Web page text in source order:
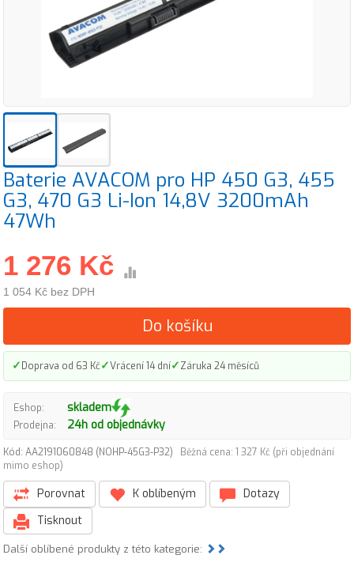
Baterie AVACOM pro HP 450 G3, 455
G3, 470 G3 Li-Ion 14,8V 3200mAh
47Wh
1 276 Kč
1 054 Kč bez DPH
Do košíku
✓Doprava od 63 Kč✓Vrácení 14 dní✓Záruka 24 měsíců
Eshop: skladem
Prodejna: 24h od objednávky
Kód: AA2191060848 (NOHP-45G3-P32)
Běžná cena: 1 327 Kč (při objednání
mimo eshop)
Porovnat K oblíbeným
Dotazy
Tisknout
Další oblíbené produkty z této kategorie: